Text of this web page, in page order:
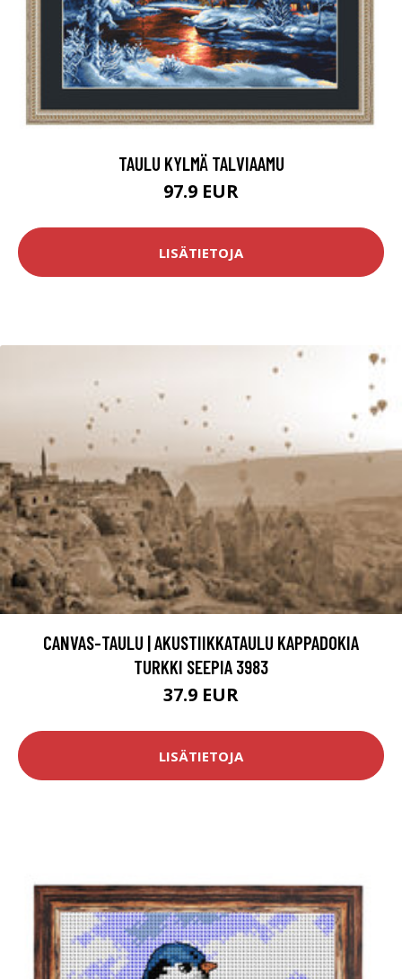
TAULU KYLMÄ TALVIAAMU
97.9 EUR
LISÄTIETOJA
CANVAS-TAULU | AKUSTIIKKATAULU KAPPADOKIA
TURKKI SEEPIA 3983
37.9 EUR
LISÄTIETOJA